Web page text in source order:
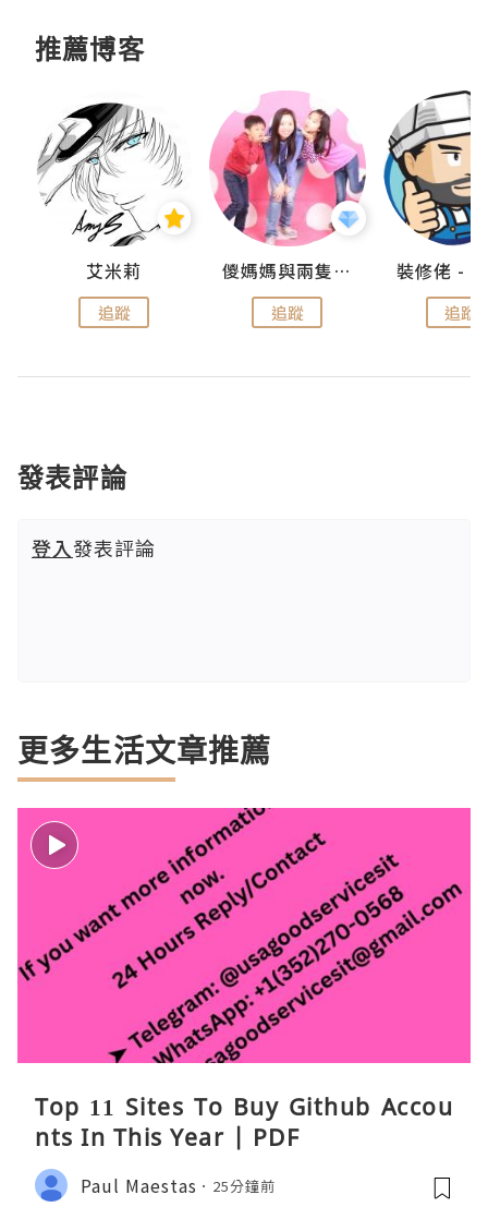
推薦博客
艾米莉
追蹤
儍媽媽與兩隻小魔怪之家
追蹤 追蹤
發表評論
登入發表評論
更多生活文章推薦
Top 11 Sites To Buy Github Accou
nts In This Year | PDF
Paul Maestas 25分鐘前